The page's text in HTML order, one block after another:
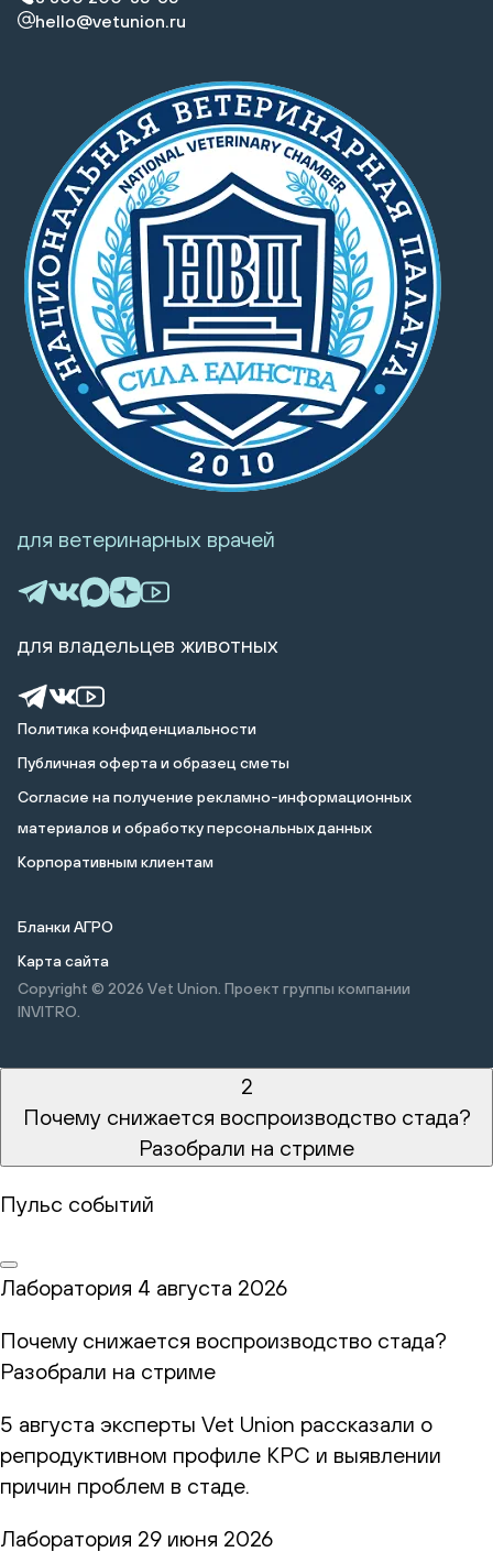
hello@vetunion.ru
Политика конфиденциальности
Публичная оферта и образец сметы
Cогласие на получение рекламно-информационных
материалов и обработку персональных данных
Корпоративным клиентам
Бланки АГРО
Карта сайта
Copyright © 2026 Vet Union. Проект группы компании
INVITRO.
для ветеринарных врачей
для владельцев животных
2
Почему снижается воспроизводство стада?
Разобрали на стриме
Пульс событий
Лаборатория 4 августа 2026
Почему снижается воспроизводство стада?
Разобрали на стриме
5 августа эксперты Vet Union рассказали о
репродуктивном профиле КРС и выявлении
причин проблем в стаде.
Лаборатория 29 июня 2026